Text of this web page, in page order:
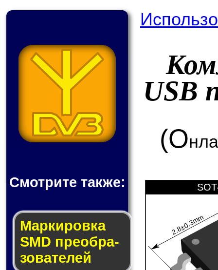
Смотрите также:
Мар­ки­ров­ка
SMD пре­об­ра­
зо­ва­те­лей
USB
(О
2.8±0.3mm